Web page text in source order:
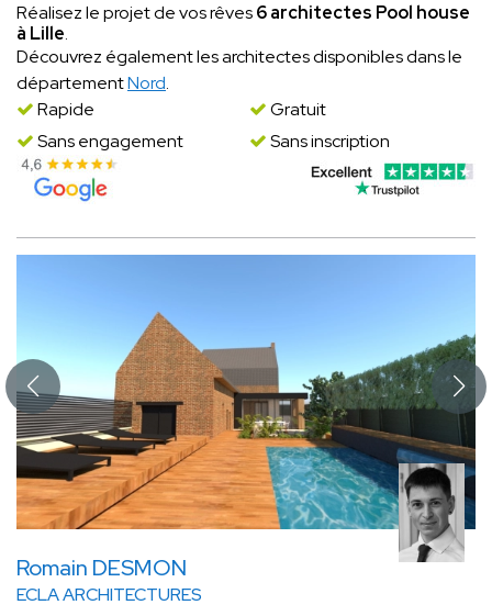
Réalisez le projet de vos rêves6 architectes Pool house
à Lille.
Découvrez également les architectes disponibles dans le
départementNord.
Rapide
Gratuit
Sans engagement
Sans inscription
Romain DESMON
ECLA ARCHITECTURES